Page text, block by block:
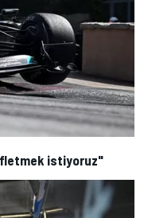
istiyoruz"